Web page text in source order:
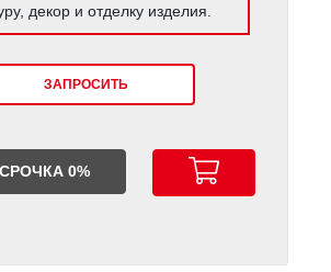
декор и отделку изделия.
ЗАПРОСИТЬ
0%